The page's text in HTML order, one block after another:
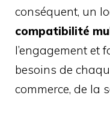
conséquent, un
compatibilité
l’engagement et
besoins de
commerce, de la